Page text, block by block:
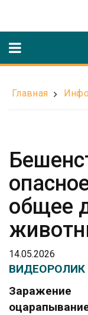
Главная
общее
14.05.2026
ВИДЕОРОЛИК
Заражение